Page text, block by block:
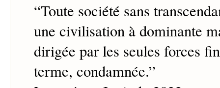
“Toute société sans
une civilisation à dominante
dirigée par les seules forces
terme, condamnée.”